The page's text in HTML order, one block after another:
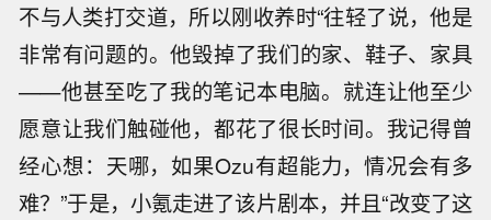
不与人类打交道，所以刚收养时“往轻了说，他是
非常有问题的。他毁掉了我们的家、鞋子、家具
——他甚至吃了我的笔记本电脑。就连让他至少
愿意让我们触碰他，都花了很长时间。我记得曾
经心想：天哪，如果Ozu有超能力，情况会有多
难？”于是，小氪走进了该片剧本，并且“改变了这